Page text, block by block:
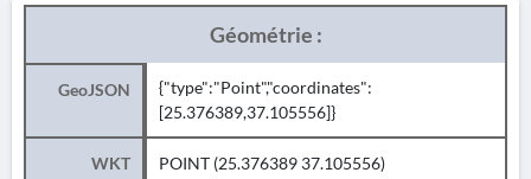
Géométrie :
GeoJSON
{"type":"Point","coordinates":
[25.376389,37.105556]}
WKT POINT (25.376389 37.105556)